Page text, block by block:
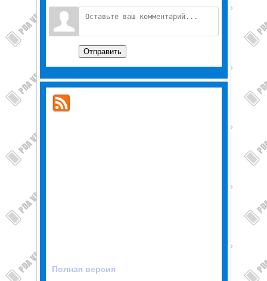
Отправить
Полная версия